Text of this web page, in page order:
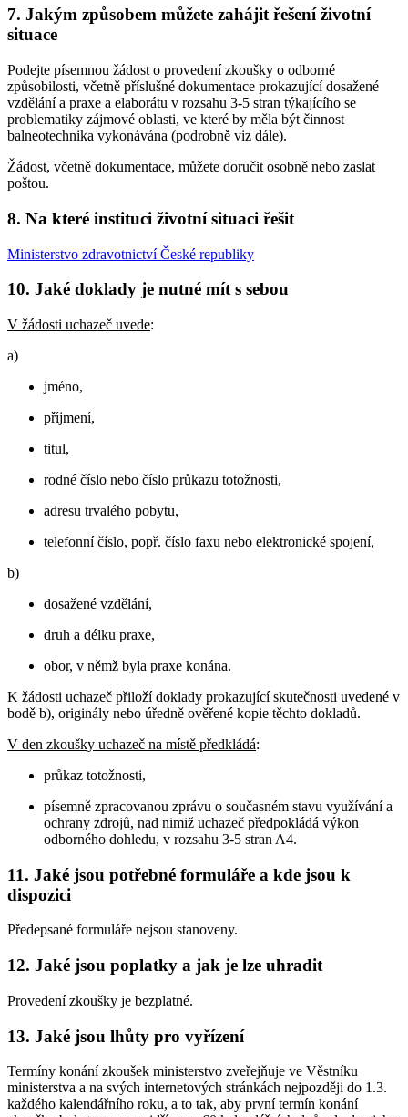
7. Jakým způsobem můžete zahájit řešení životní
situace
Podejte písemnou žádost o provedení zkoušky o odborné
způsobilosti, včetně příslušné dokumentace prokazující dosažené
vzdělání a praxe a elaborátu v rozsahu 3-5 stran týkajícího se
problematiky zájmové oblasti, ve které by měla být činnost
balneotechnika vykonávána (podrobně viz dále).
Žádost, včetně dokumentace, můžete doručit osobně nebo zaslat
poštou.
8. Na které instituci životní situaci řešit
Ministerstvo zdravotnictví České republiky
10. Jaké doklady je nutné mít s sebou
V žádosti uchazeč uvede:
a)
jméno,
příjmení,
titul,
rodné číslo nebo číslo průkazu totožnosti,
adresu trvalého pobytu,
telefonní číslo, popř. číslo faxu nebo elektronické spojení,
b)
dosažené vzdělání,
druh a délku praxe,
obor, v němž byla praxe konána.
K žádosti uchazeč přiloží doklady prokazující skutečnosti uvedené v
bodě b), originály nebo úředně ověřené kopie těchto dokladů.
V den zkoušky uchazeč na místě předkládá:
průkaz totožnosti,
písemně zpracovanou zprávu o současném stavu využívání a
ochrany zdrojů, nad nimiž uchazeč předpokládá výkon
odborného dohledu, v rozsahu 3-5 stran A4.
11. Jaké jsou potřebné formuláře a kde jsou k
dispozici
Předepsané formuláře nejsou stanoveny.
12. Jaké jsou poplatky a jak je lze uhradit
Provedení zkoušky je bezplatné.
13. Jaké jsou lhůty pro vyřízení
Termíny konání zkoušek ministerstvo zveřejňuje ve Věstníku
ministerstva a na svých internetových stránkách nejpozději do 1.3.
každého kalendářního roku, a to tak, aby první termín konání